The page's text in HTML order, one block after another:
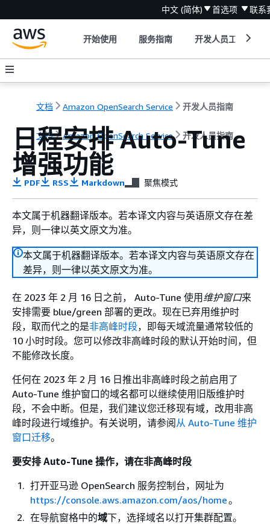
中文 (简体) 首选项 联系
开始使用 服务指南 开发人员工具
文档 Amazon OpenSearch Service 开发人员指南
文档 Amazon OpenSearch Service 开发人员指南
日程安排 Auto-Tune
增强功能
PDF RSS Markdown 聚焦模式
本文属于机器翻译版本。若本译文内容与英语原文存在差
异，则一律以英文原文为准。
本文属于机器翻译版本。若本译文内容与英语原文存在
差异，则一律以英文原文为准。
在 2023 年 2 月 16 日之前， Auto-Tune 使用 维护窗口来
安排需要 blue/green 部署的更改。现在已弃用维护时
段，取而代之的是非高峰时段，即每天域流量通常较低的
10 小时时段。您可以修改非高峰时段的默认开始时间，但
不能修改长度。
任何在 2023 年 2 月 16 日推出非高峰时段之前启用了
Auto-Tune 维护窗口的域名都可以继续使用旧版维护时
段，不会中断。但是，我们建议您迁移现有域，改用非高
峰时段进行域维护。有关说明，请参阅从 Auto-Tune 维护
窗口迁移。
要安排 Auto-Tune 操作，请在非高峰时段
打开亚马逊 OpenSearch 服务控制台，网址为
https://console.aws.amazon.com/aos/home。
在导航窗格中的域下，选择域名以打开集群配置。